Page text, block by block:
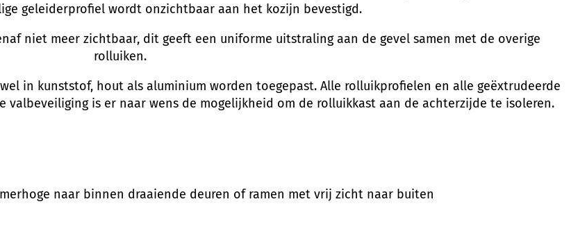
geleiderprofiel wordt onzichtbaar aan het kozijn bevestigd.
niet meer zichtbaar, dit geeft een uniforme uitstraling aan de gevel samen met de overige
rolluiken.
in kunststof, hout als aluminium worden toegepast. Alle rolluikprofielen en alle geëxtrudeerde
valbeveiliging is er naar wens de mogelijkheid om de rolluikkast aan de achterzijde te isoleren.
naar binnen draaiende deuren of ramen met vrij zicht naar buiten